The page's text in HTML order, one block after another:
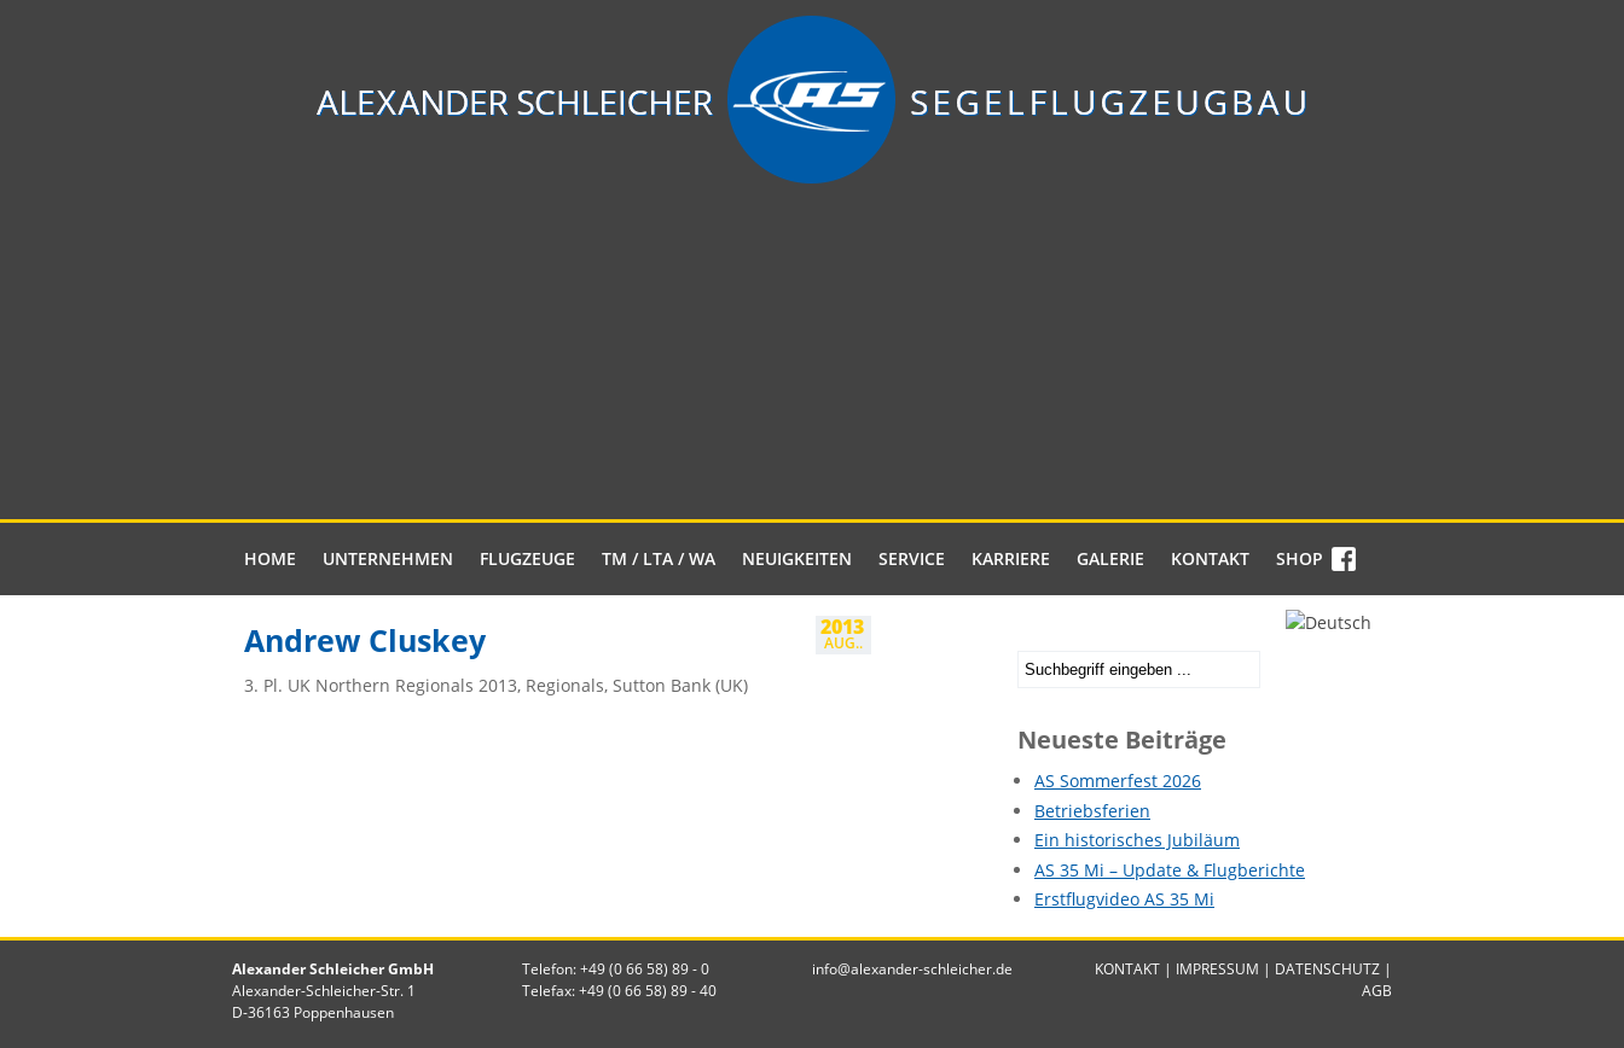
HOME UNTERNEHMEN FLUGZEUGE TM / LTA / WA NEUIGKEITEN SERVICE KARRIERE GALERIE KONTAKT SHOP
2013
AUG..
Andrew Cluskey
3. Pl. UK Northern Regionals 2013, Regionals, Sutton Bank (UK)
Neueste Beiträge
AS Sommerfest 2026
Betriebsferien
Ein historisches Jubiläum
AS 35 Mi – Update & Flugberichte
Erstflugvideo AS 35 Mi
Alexander Schleicher GmbH
Alexander-Schleicher-Str. 1
D-36163 Poppenhausen
Telefon: +49 (0 66 58) 89 - 0
Telefax: +49 (0 66 58) 89 - 40
info@alexander-schleicher.de KONTAKT | IMPRESSUM | DATENSCHUTZ |
AGB